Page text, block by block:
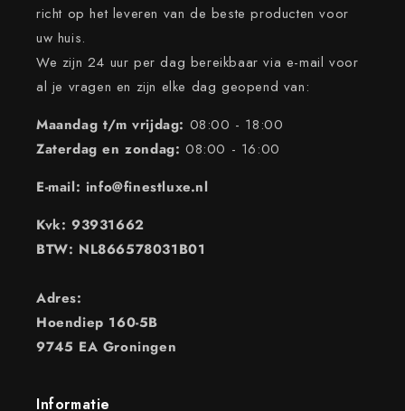
richt op het leveren van de beste producten voor
uw huis.
We zijn 24 uur per dag bereikbaar via e-mail voor
al je vragen en zijn elke dag geopend van:
Maandag t/m vrijdag: 08:00 - 18:00
Zaterdag en zondag: 08:00 - 16:00
E-mail: info@finestluxe.nl
Kvk: 93931662
BTW: NL866578031B01
Adres:
Hoendiep 160-5B
9745 EA Groningen
Informatie